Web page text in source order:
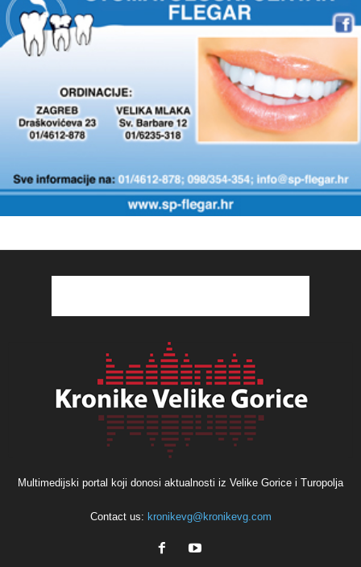
Multimedijski portal koji donosi aktualnosti iz Velike Gorice i Turopolja
Contact us: kronikevg@kronikevg.com